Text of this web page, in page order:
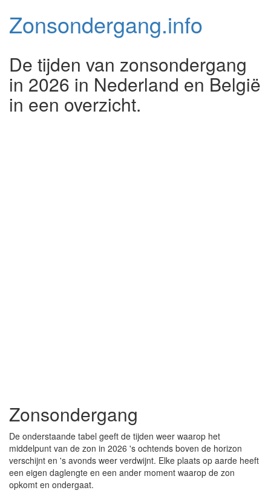
Zonsondergang.info
De tijden van zonsondergang
in 2026 in Nederland en België
in een overzicht.
Zonsondergang
De onderstaande tabel geeft de tijden weer waarop het
middelpunt van de zon in 2026 's ochtends boven de horizon
verschijnt en 's avonds weer verdwijnt. Elke plaats op aarde heeft
een eigen daglengte en een ander moment waarop de zon
opkomt en ondergaat.